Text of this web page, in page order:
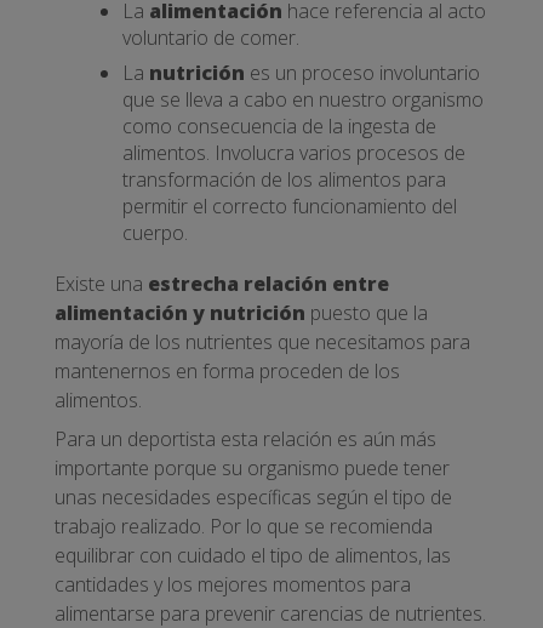
La alimentación hace referencia al acto
voluntario de comer.
La nutrición es un proceso involuntario
que se lleva a cabo en nuestro organismo
como consecuencia de la ingesta de
alimentos. Involucra varios procesos de
transformación de los alimentos para
permitir el correcto funcionamiento del
cuerpo.
Existe una estrecha relación entre
alimentación y nutrición puesto que la
mayoría de los nutrientes que necesitamos para
mantenernos en forma proceden de los
alimentos.
Para un deportista esta relación es aún más
importante porque su organismo puede tener
unas necesidades específicas según el tipo de
trabajo realizado. Por lo que se recomienda
equilibrar con cuidado el tipo de alimentos, las
cantidades y los mejores momentos para
alimentarse para prevenir carencias de nutrientes.